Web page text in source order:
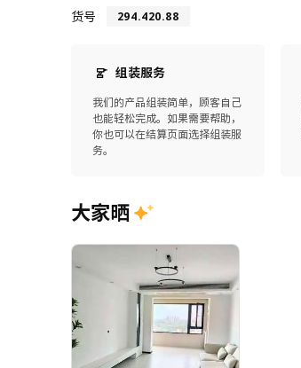
货号
294.420.88
组装服务
我们的产品组装简单，顾客自己
也能轻松完成。如果需要帮助，
你也可以在结算页面选择组装服
务。
大家晒